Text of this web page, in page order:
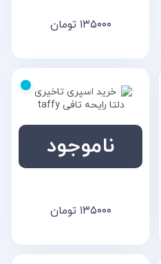
۱۳۵۰۰۰ تومان
ناموجود
خرید اسپری تاخیری دلتا
رایحه تافی
۱۳۵۰۰۰ تومان